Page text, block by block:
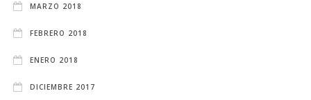
MARZO 2018
FEBRERO 2018
ENERO 2018
DICIEMBRE 2017